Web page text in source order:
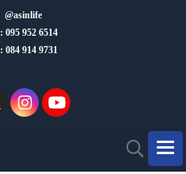
@asinlife
: 095 952 6514
084 914 9731